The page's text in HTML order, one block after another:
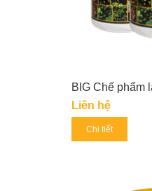
Liên hệ
Chi tiết